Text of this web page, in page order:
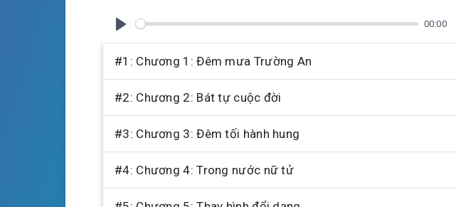
s
P
l
a
y
00:00
#1: Chương 1: Đêm mưa Trường An
#2: Chương 2: Bát tự cuộc đời
#3: Chương 3: Đêm tối hành hung
#4: Chương 4: Trong nước nữ tử